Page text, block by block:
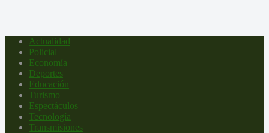
Actualidad
Policial
Economía
Deportes
Educación
Turismo
Espectáculos
Tecnología
Transmisiones